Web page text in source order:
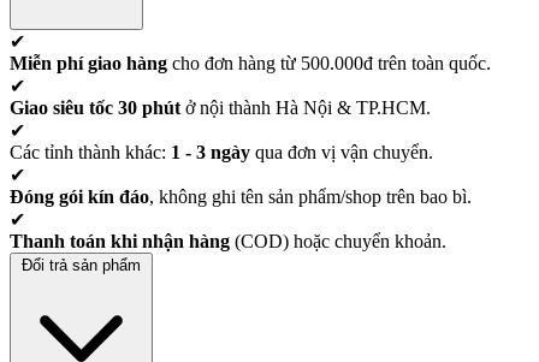
✔
Miễn phí giao hàng cho đơn hàng từ 500.000đ trên toàn quốc.
✔
Giao siêu tốc 30 phút ở nội thành Hà Nội & TP.HCM.
✔
Các tỉnh thành khác: 1 - 3 ngày qua đơn vị vận chuyển.
✔
Đóng gói kín đáo, không ghi tên sản phẩm/shop trên bao bì.
✔
Thanh toán khi nhận hàng (COD) hoặc chuyển khoản.
Đổi trả sản phẩm